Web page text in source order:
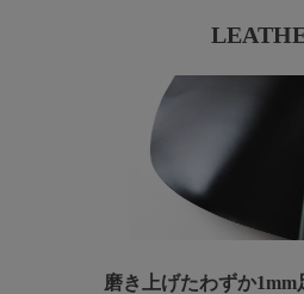
磨き上げたわずか